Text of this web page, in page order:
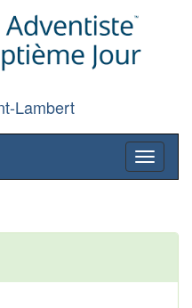
Lambert
Toggle